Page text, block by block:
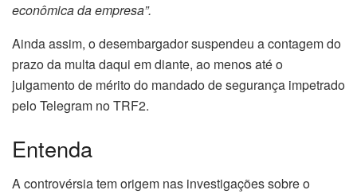
econômica da empresa”.
Ainda assim, o desembargador suspendeu a contagem do
prazo da multa daqui em diante, ao menos até o
julgamento de mérito do mandado de segurança impetrado
pelo Telegram no TRF2.
Entenda
A controvérsia tem origem nas investigações sobre o